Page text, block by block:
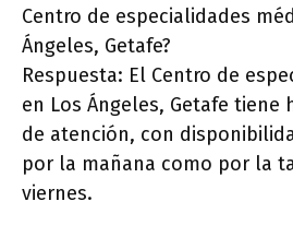
Centro de especialidades
Ángeles, Getafe?
Respuesta: El Centro de
en Los Ángeles, Getafe tiene
de atención, con
por la mañana como por la
viernes.